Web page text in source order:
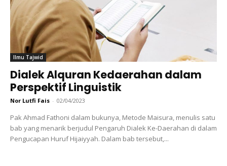
Ilmu Tajwid
Dialek Alquran Kedaerahan dalam
Perspektif Linguistik
Nor Lutfi Fais - 02/04/2023
Pak Ahmad Fathoni dalam bukunya, Metode Maisura, menulis satu
bab yang menarik berjudul Pengaruh Dialek Ke-Daerahan di dalam
Pengucapan Huruf Hijaiyyah. Dalam bab tersebut,...